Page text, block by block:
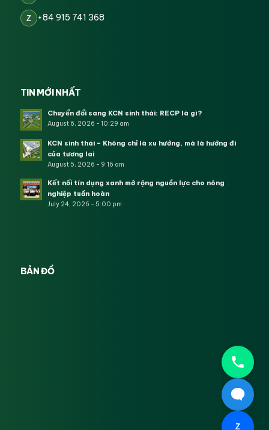
Z +84 915 741 368
TIN MỚI NHẤT
Chuyển đổi sang KCN sinh thái: RECP là gì?
August 6, 2026 - 10:29 am
KCN sinh thái – Không chỉ là xu hướng, mà là hướng đi
của tương lai
August 5, 2026 - 9:16 am
Kết nối tín dụng xanh mở rộng nguồn lực cho nông
nghiệp tuần hoàn
July 24, 2026 - 5:00 pm
BẢN ĐỒ
Z